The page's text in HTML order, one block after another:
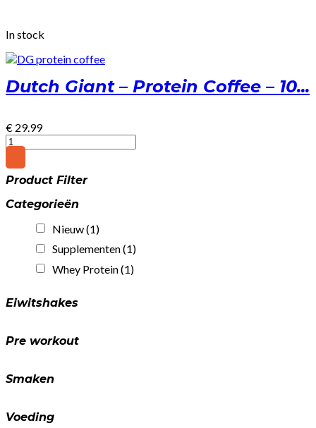
In stock
Dutch Giant – Protein Coffee – 10...
€ 29.99
Dutch
Giant
-
Protein
-
1000g
Shakebeker
quantity
Product Filter
Categorieën
Nieuw(1)
Supplementen(1)
Whey Protein(1)
Eiwitshakes
Pre workout
Smaken
Voeding